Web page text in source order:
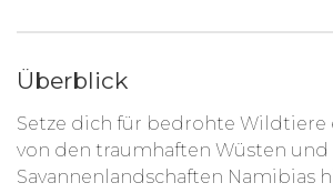
Überblick
Setze dich für bedrohte Wildtiere
von den traumhaften Wüsten und
Savannenlandschaften Namibias